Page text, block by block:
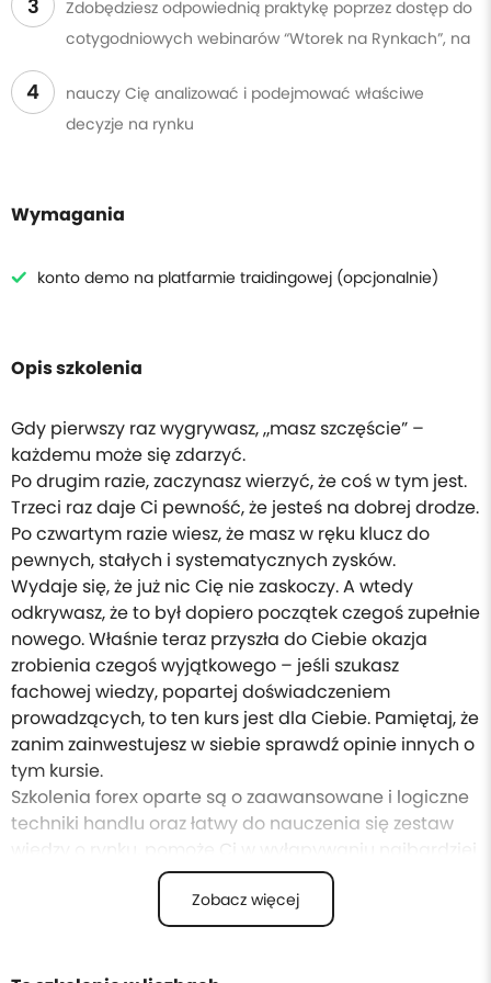
3
Zdobędziesz odpowiednią praktykę poprzez dostęp do
cotygodniowych webinarów “Wtorek na Rynkach”, na
4
nauczy Cię analizować i podejmować właściwe
decyzje na rynku
Wymagania
konto demo na platfarmie traidingowej (opcjonalnie)
Opis szkolenia
Gdy pierwszy raz wygrywasz, „masz szczęście” –
każdemu może się zdarzyć.
Po drugim razie, zaczynasz wierzyć, że coś w tym jest.
Trzeci raz daje Ci pewność, że jesteś na dobrej drodze.
Po czwartym razie wiesz, że masz w ręku klucz do
pewnych, stałych i systematycznych zysków.
Wydaje się, że już nic Cię nie zaskoczy. A wtedy
odkrywasz, że to był dopiero początek czegoś zupełnie
nowego. Właśnie teraz przyszła do Ciebie okazja
zrobienia czegoś wyjątkowego – jeśli szukasz
fachowej wiedzy, popartej doświadczeniem
prowadzących, to ten kurs jest dla Ciebie. Pamiętaj, że
zanim zainwestujesz w siebie sprawdźopinie innych o
tym kursie.
Szkolenia forex oparte są o zaawansowane i logiczne
techniki handlu oraz łatwy do nauczenia się zestaw
wiedzy o rynku, pomoże Ci w wyłapywaniu najbardziej
zyskownych transakcji. Ten kurs oparty jest o jasno
zdefiniowany system decyzyjny, który wyeliminuje
niepewność twoich działań. Zdobędziesz wiedzę, jak
Zobacz więcej